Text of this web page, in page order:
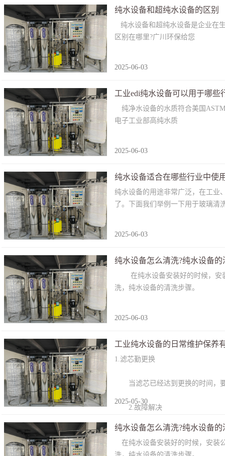
纯水设备和超纯水设备的区别
纯水设备和超纯水设备是企业在
区别在哪里?广川环保给您
2025-06-03
工业edi纯水设备可以用于哪些
纯净水设备的水质符合美国
电子工业部高纯水质
2025-06-03
纯水设备适合在哪些行业中使
纯水设备的用途非常广泛，在工业
了。下面我们举例一下用于玻璃清
2025-06-03
纯水设备怎么清洗?纯水设备的
在纯水设备安装好的时候，安装
洗，纯水设备的清洗步骤。
2025-06-03
工业纯水设备的日常维护保养
1.滤芯勤更换
当滤芯已经达到更换的时间，要
2.故障解决
2025-05-30
纯水设备怎么清洗?纯水设备的
在纯水设备安装好的时候，安装